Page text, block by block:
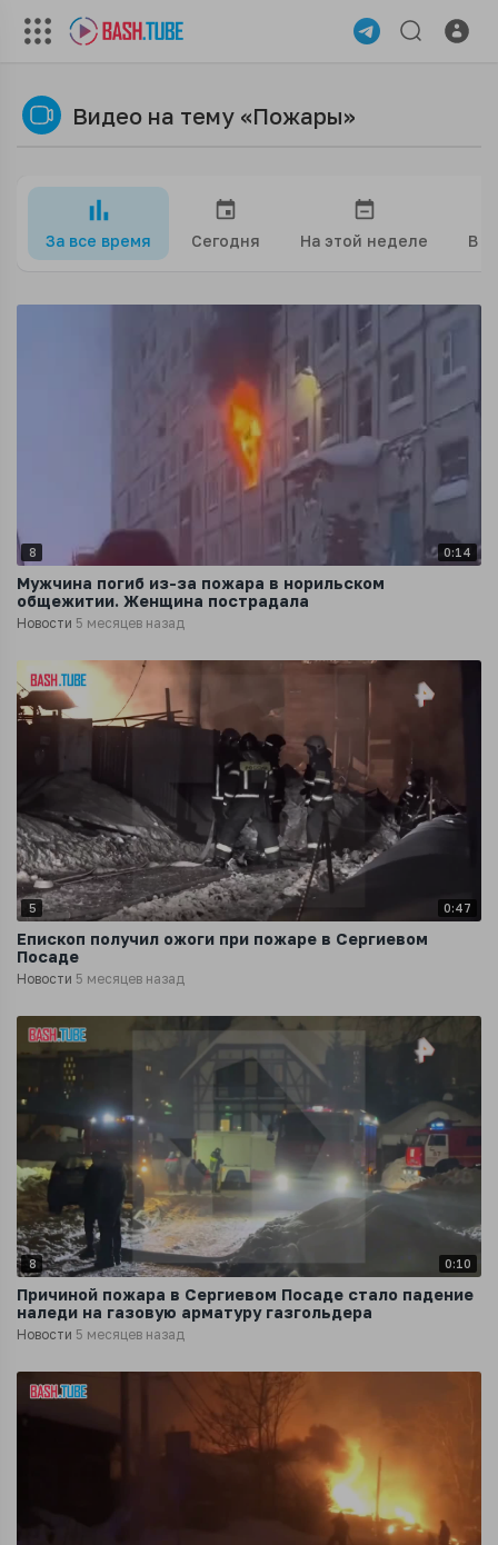
Видео на тему «Пожары»
За все время Сегодня На этой неделе В
8 0:14
Мужчина погиб из-за пожара в норильском
общежитии. Женщина пострадала
Новости 5 месяцев назад
5 0:47
Епископ получил ожоги при пожаре в Сергиевом
Посаде
Новости 5 месяцев назад
8 0:10
Причиной пожара в Сергиевом Посаде стало падение
наледи на газовую арматуру газгольдера
Новости 5 месяцев назад